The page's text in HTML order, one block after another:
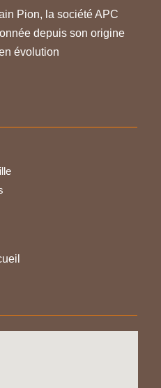
Pion, la société APC
depuis son origine
évolution